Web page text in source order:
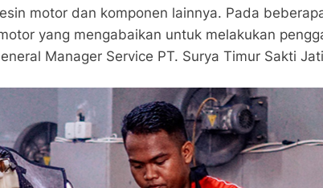
motor dan komponen lainnya. Pada
yang mengabaikan untuk melakukan
Manager Service PT. Surya Timur Sakti